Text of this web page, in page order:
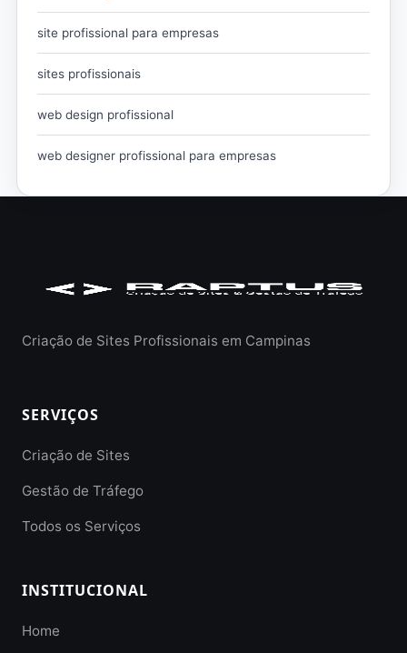
site profissional para empresas
sites profissionais
web design profissional
web designer profissional para empresas
Criação de Sites Profissionais em Campinas
SERVIÇOS
Criação de Sites
Gestão de Tráfego
Todos os Serviços
INSTITUCIONAL
Home